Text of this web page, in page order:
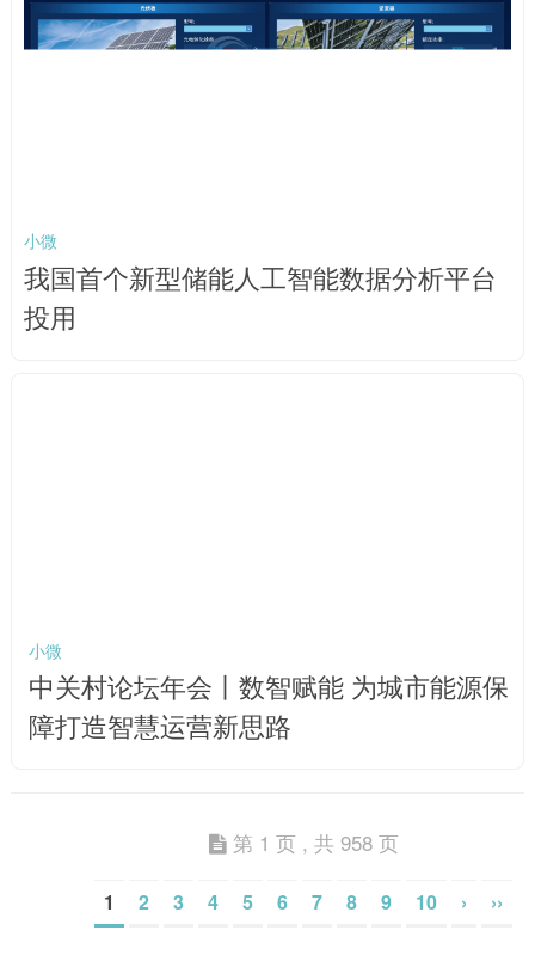
小微
我国首个新型储能人工智能数据分析平台
投用
小微
中关村论坛年会丨数智赋能 为城市能源保
障打造智慧运营新思路
第 1 页 , 共 958 页
1 2 3 4 5 6 7 8 9 10 › ››